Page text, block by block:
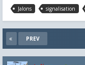
Jalons signalisation
PREV